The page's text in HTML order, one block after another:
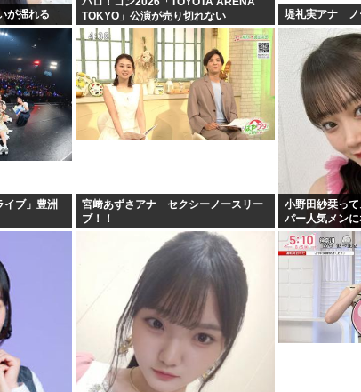
が揺れる
TOKYO」公演が売り切れない
堤礼実アナ ノ
ブ」豊洲
宮﨑あずさアナ セクシーノースリー
ブ！！
小野田紗栞っ
パー人気メン
な？